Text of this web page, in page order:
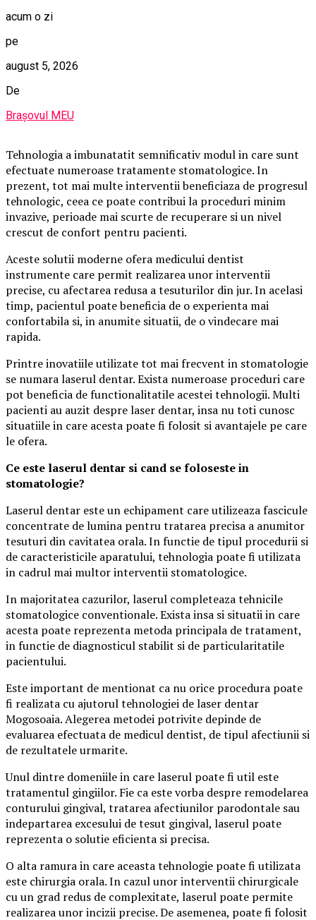
acum o zi
pe
august 5, 2026
De
Brașovul MEU
Tehnologia a imbunatatit semnificativ modul in care sunt
efectuate numeroase tratamente stomatologice. In
prezent, tot mai multe interventii beneficiaza de progresul
tehnologic, ceea ce poate contribui la proceduri minim
invazive, perioade mai scurte de recuperare si un nivel
crescut de confort pentru pacienti.
Aceste solutii moderne ofera medicului dentist
instrumente care permit realizarea unor interventii
precise, cu afectarea redusa a tesuturilor din jur. In acelasi
timp, pacientul poate beneficia de o experienta mai
confortabila si, in anumite situatii, de o vindecare mai
rapida.
Printre inovatiile utilizate tot mai frecvent in stomatologie
se numara laserul dentar. Exista numeroase proceduri care
pot beneficia de functionalitatile acestei tehnologii. Multi
pacienti au auzit despre laser dentar, insa nu toti cunosc
situatiile in care acesta poate fi folosit si avantajele pe care
le ofera.
Ce este laserul dentar si cand se foloseste in
stomatologie?
Laserul dentar este un echipament care utilizeaza fascicule
concentrate de lumina pentru tratarea precisa a anumitor
tesuturi din cavitatea orala. In functie de tipul procedurii si
de caracteristicile aparatului, tehnologia poate fi utilizata
in cadrul mai multor interventii stomatologice.
In majoritatea cazurilor, laserul completeaza tehnicile
stomatologice conventionale. Exista insa si situatii in care
acesta poate reprezenta metoda principala de tratament,
in functie de diagnosticul stabilit si de particularitatile
pacientului.
Este important de mentionat ca nu orice procedura poate
fi realizata cu ajutorul tehnologiei de laser dentar
Mogosoaia. Alegerea metodei potrivite depinde de
evaluarea efectuata de medicul dentist, de tipul afectiunii si
de rezultatele urmarite.
Unul dintre domeniile in care laserul poate fi util este
tratamentul gingiilor. Fie ca este vorba despre remodelarea
conturului gingival, tratarea afectiunilor parodontale sau
indepartarea excesului de tesut gingival, laserul poate
reprezenta o solutie eficienta si precisa.
O alta ramura in care aceasta tehnologie poate fi utilizata
este chirurgia orala. In cazul unor interventii chirurgicale
cu un grad redus de complexitate, laserul poate permite
realizarea unor incizii precise. De asemenea, poate fi folosit